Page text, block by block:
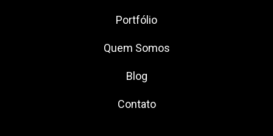
Portfólio
Quem Somos
Blog
Contato